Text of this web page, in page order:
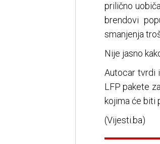
prilično
brendovi
smanjenja
Nije jasno
Autocar tvrdi
LFP pakete
kojima će biti
(Vijesti.ba)